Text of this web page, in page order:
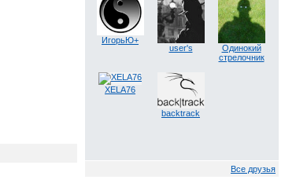
ИгорьЮ+
user's
Одинокий
стрелочник
XELA76
backtrack
Все друзья